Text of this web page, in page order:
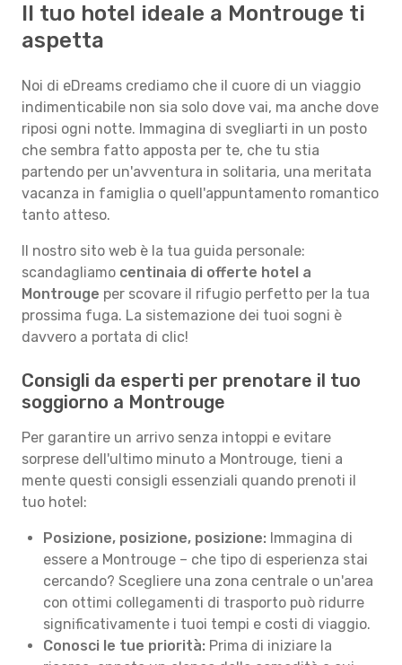
Il tuo hotel ideale a Montrouge ti
aspetta
Noi di eDreams crediamo che il cuore di un viaggio
indimenticabile non sia solo dove vai, ma anche dove
riposi ogni notte. Immagina di svegliarti in un posto
che sembra fatto apposta per te, che tu stia
partendo per un'avventura in solitaria, una meritata
vacanza in famiglia o quell'appuntamento romantico
tanto atteso.
Il nostro sito web è la tua guida personale:
scandagliamo centinaia di offerte hotel a
Montrouge per scovare il rifugio perfetto per la tua
prossima fuga. La sistemazione dei tuoi sogni è
davvero a portata di clic!
Consigli da esperti per prenotare il tuo
soggiorno a Montrouge
Per garantire un arrivo senza intoppi e evitare
sorprese dell'ultimo minuto a Montrouge, tieni a
mente questi consigli essenziali quando prenoti il
tuo hotel:
Posizione, posizione, posizione: Immagina di
essere a Montrouge – che tipo di esperienza stai
cercando? Scegliere una zona centrale o un'area
con ottimi collegamenti di trasporto può ridurre
significativamente i tuoi tempi e costi di viaggio.
Conosci le tue priorità: Prima di iniziare la